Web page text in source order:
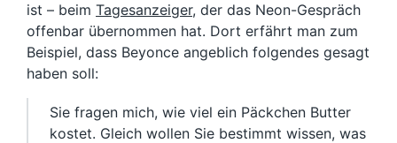
ist – beim Tagesanzeiger, der das Neon-Gespräch
offenbar übernommen hat. Dort erfährt man zum
Beispiel, dass Beyonce angeblich folgendes gesagt
haben soll:
Sie fragen mich, wie viel ein Päckchen Butter
kostet. Gleich wollen Sie bestimmt wissen, was